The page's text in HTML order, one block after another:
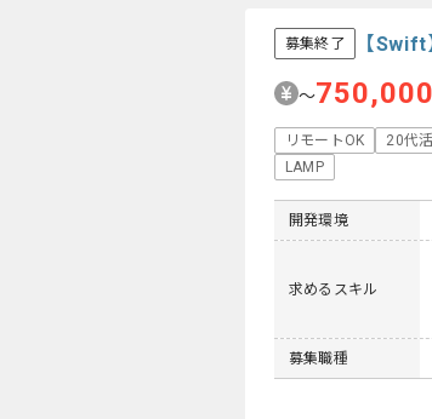
募集終了 【
〜
リモートOK 20代
LAMP
開発環境
求めるスキル
募集職種